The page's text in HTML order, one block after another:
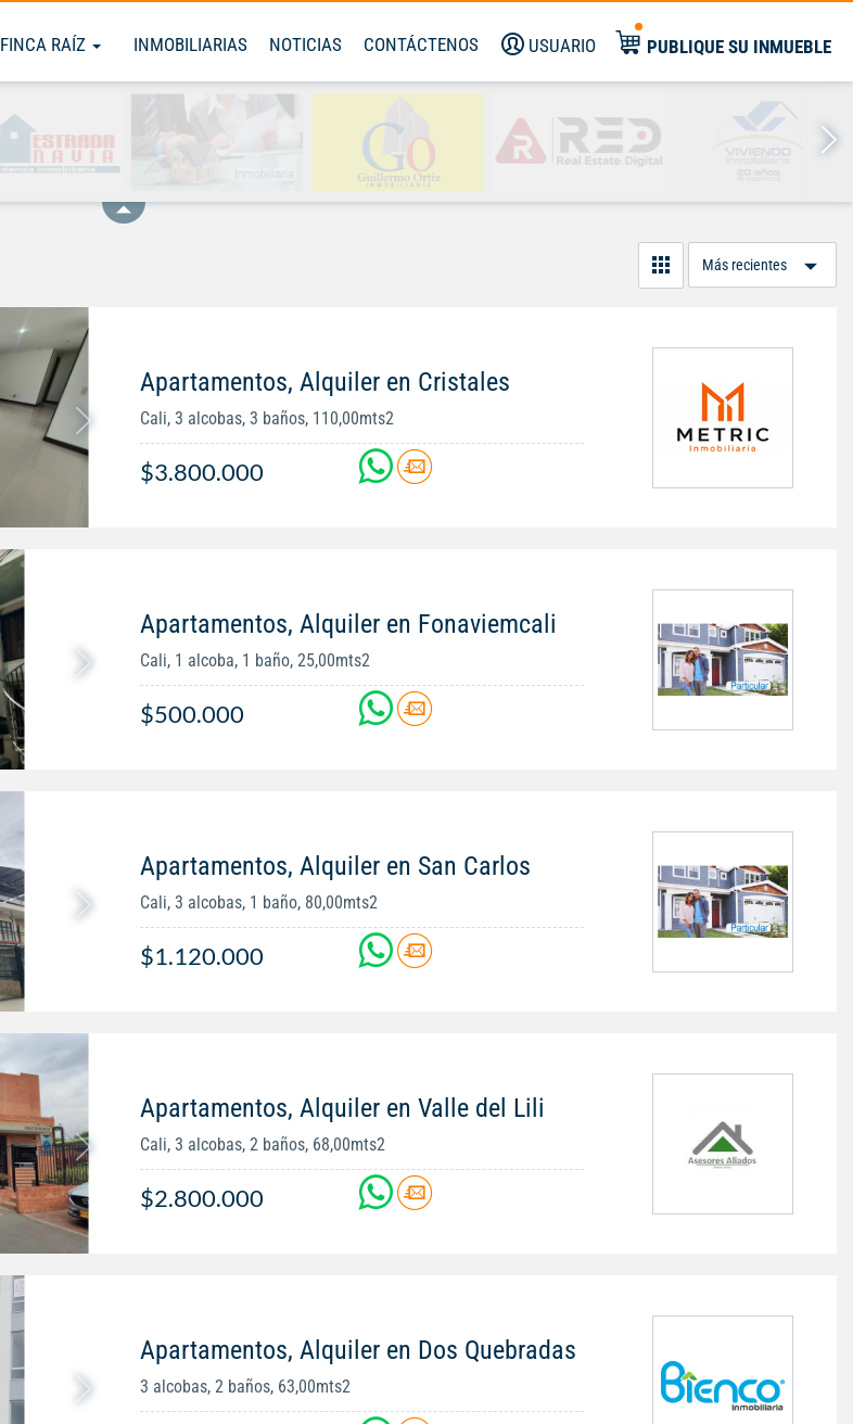
FINCA RAÍZ INMOBILIARIAS NOTICIAS CONTÁCTENOS USUARIO PUBLIQUE SU INMUEBLE
Apartamentos, Alquiler en Cristales
Cali, 3 alcobas, 3 baños, 110,00mts2
$3.800.000
Apartamentos, Alquiler en Fonaviemcali
Cali, 1 alcoba, 1 baño, 25,00mts2
$500.000
Apartamentos, Alquiler en San Carlos
Cali, 3 alcobas, 1 baño, 80,00mts2
$1.120.000
Apartamentos, Alquiler en Valle del Lili
Cali, 3 alcobas, 2 baños, 68,00mts2
$2.800.000
Apartamentos, Alquiler en Dos Quebradas
3 alcobas, 2 baños, 63,00mts2